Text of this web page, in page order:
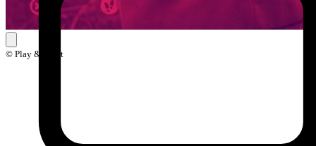
© Play & Sport